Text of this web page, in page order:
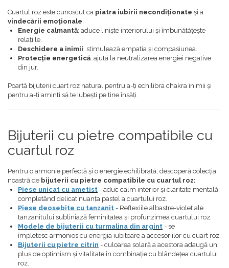
Cuartul roz este cunoscut ca piatra iubirii necondiționate și a
vindecării emoționale.
Energie calmantă: aduce liniște interiorului și îmbunătățește
relațiile.
Deschidere a inimii: stimulează empatia și compasiunea.
Protecție energetică: ajută la neutralizarea energiei negative
din jur.
Poartă bijuterii cuart roz natural pentru a-ți echilibra chakra inimii și
pentru a-ți aminti să te iubești pe tine însăți.
Bijuterii cu pietre compatibile cu
cuartul roz
Pentru o armonie perfectă și o energie echilibrată, descoperă colecția
noastră de bijuterii cu pietre compatibile cu cuartul roz:
Piese unicat cu ametist - aduc calm interior și claritate mentală,
completând delicat nuanța pastel a cuartului roz.
Piese deosebite cu tanzanit - Reflexiile albastre-violet ale
tanzanitului subliniază feminitatea și profunzimea cuartului roz.
Modele de bijuterii cu turmalina din argint - se
împletesc armonios cu energia iubitoare a accesoriilor cu cuart roz.
Bijuterii cu pietre citrin - culoarea solară a acestora adaugă un
plus de optimism și vitalitate în combinație cu blândețea cuartului
roz.